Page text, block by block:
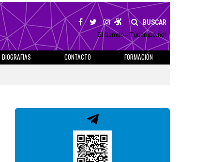
BUSCAR
El tiempo - Tutiempo.net
BIOGRAFIAS CONTACTO
FORMACIÓN